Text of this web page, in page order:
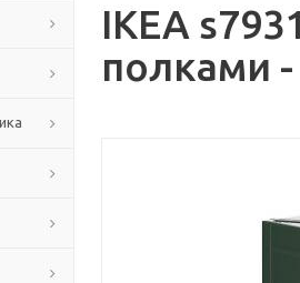
IKEA
полками